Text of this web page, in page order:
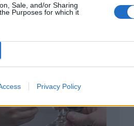
Sale, and/or Sharing
Purposes for which it
Privacy Policy